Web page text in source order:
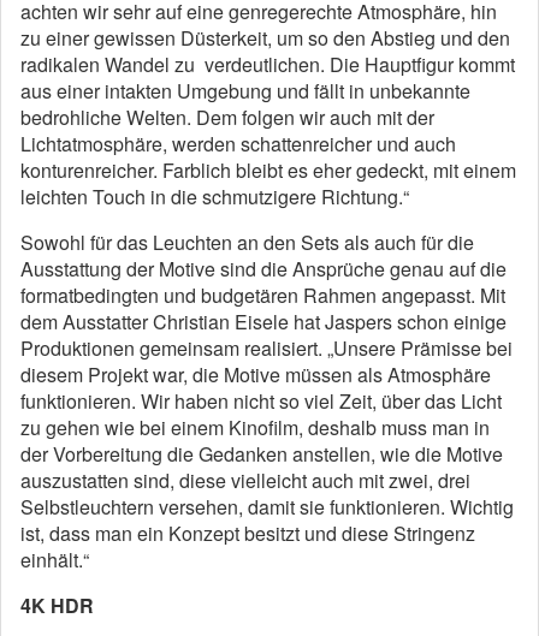
achten wir sehr auf eine genregerechte Atmosphäre, hin
zu einer gewissen Düsterkeit, um so den Abstieg und den
radikalen Wandel zu verdeutlichen. Die Hauptfigur kommt
aus einer intakten Umgebung und fällt in unbekannte
bedrohliche Welten. Dem folgen wir auch mit der
Lichtatmosphäre, werden schattenreicher und auch
konturenreicher. Farblich bleibt es eher gedeckt, mit einem
leichten Touch in die schmutzigere Richtung.“
Sowohl für das Leuchten an den Sets als auch für die
Ausstattung der Motive sind die Ansprüche genau auf die
formatbedingten und budgetären Rahmen angepasst. Mit
dem Ausstatter Christian Eisele hat Jaspers schon einige
Produktionen gemeinsam realisiert. „Unsere Prämisse bei
diesem Projekt war, die Motive müssen als Atmosphäre
funktionieren. Wir haben nicht so viel Zeit, über das Licht
zu gehen wie bei einem Kinofilm, deshalb muss man in
der Vorbereitung die Gedanken anstellen, wie die Motive
auszustatten sind, diese vielleicht auch mit zwei, drei
Selbstleuchtern versehen, damit sie funktionieren. Wichtig
ist, dass man ein Konzept besitzt und diese Stringenz
einhält.“
4K HDR